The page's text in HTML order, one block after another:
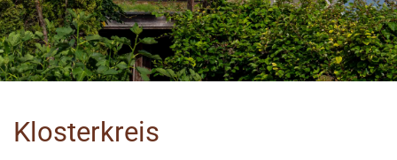
Klosterkreis